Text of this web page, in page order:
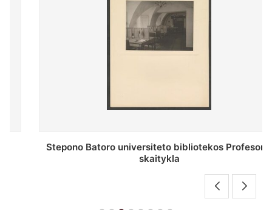
Stepono Batoro universiteto bibliotekos Profesorių
skaitykla